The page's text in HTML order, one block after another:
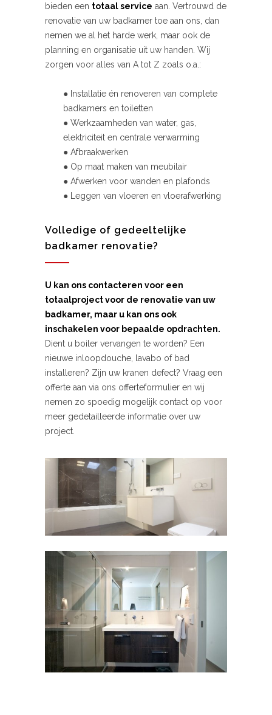
bieden een totaal service aan. Vertrouwd de
renovatie van uw badkamer toe aan ons, dan
nemen we al het harde werk, maar ook de
planning en organisatie uit uw handen. Wij
zorgen voor alles van A tot Z zoals o.a.:
● Installatie én renoveren van complete
badkamers en toiletten
● Werkzaamheden van water, gas,
elektriciteit en centrale verwarming
● Afbraakwerken
● Op maat maken van meubilair
● Afwerken voor wanden en plafonds
● Leggen van vloeren en vloerafwerking
Volledige of gedeeltelijke
badkamer renovatie?
U kan ons contacteren voor een
totaalproject voor de renovatie van uw
badkamer, maar u kan ons ook
inschakelen voor bepaalde opdrachten.
Dient u boiler vervangen te worden? Een
nieuwe inloopdouche, lavabo of bad
installeren? Zijn uw kranen defect? Vraag een
offerte aan via ons offerteformulier en wij
nemen zo spoedig mogelijk contact op voor
meer gedetailleerde informatie over uw
project.